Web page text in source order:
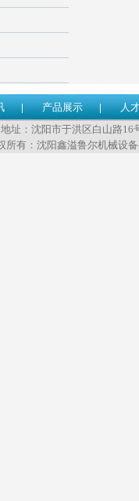
产品展示
人
地址：沈阳市于洪区白山路16
所有：沈阳鑫溢鲁尔机械设